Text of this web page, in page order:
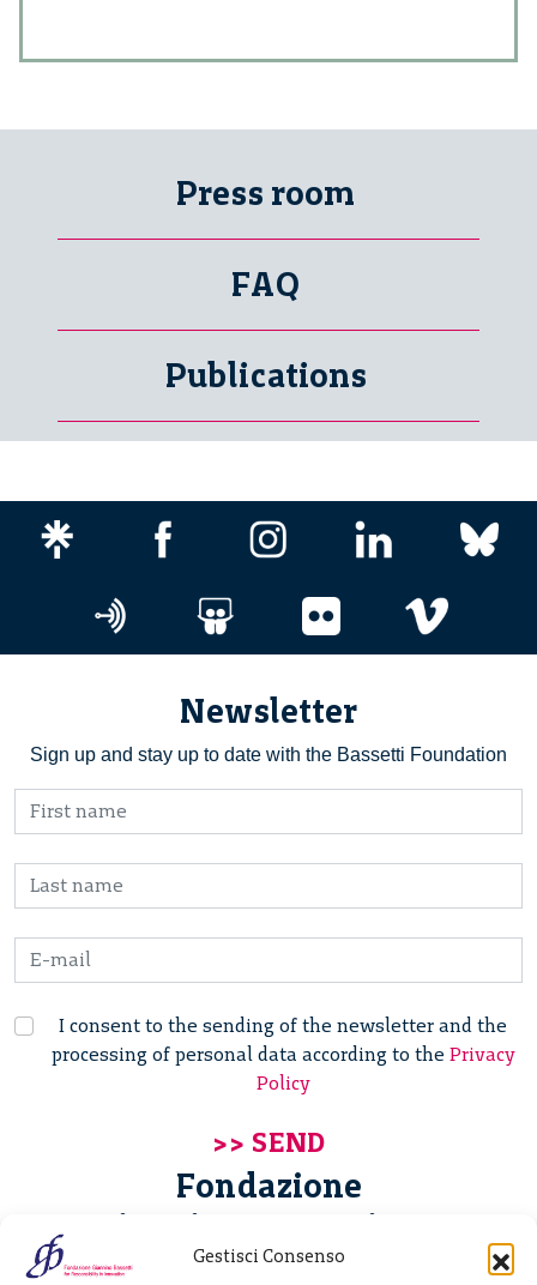
Gestisci Consenso
Press room
FAQ
Publications
Newsletter
Sign up and stay up to date with the Bassetti Foundation
I consent to the sending of the newsletter and the
processing of personal data according to the Privacy
Policy
Fondazione
Giannino Bassetti ETS